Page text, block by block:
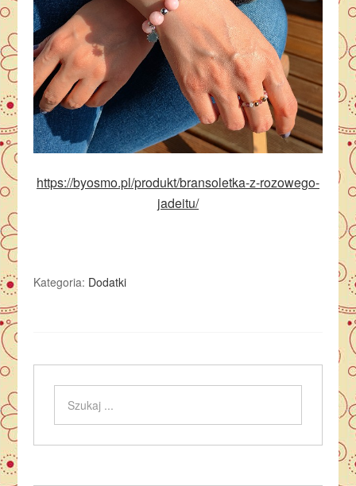
https://byosmo.pl/produkt/bransoletka-z-rozowego-
jadeitu/
Kategoria: Dodatki